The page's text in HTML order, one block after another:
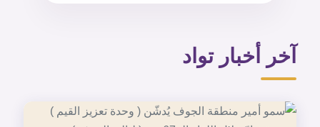
آخر أخبار تواد